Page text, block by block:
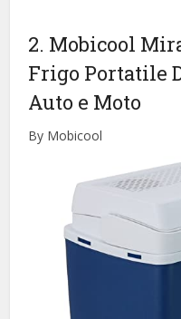
2. Mobicool
Frigo Portatile
Auto e Moto
By Mobicool